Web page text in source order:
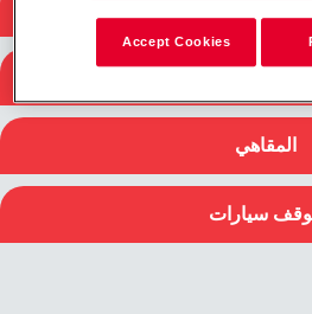
المقاهي
سيارات
Accept Cookies